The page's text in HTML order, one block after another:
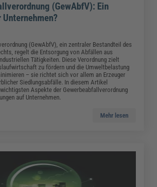
(GewAbfV): Ein
(GewAbfV), ein zentraler Bestandteil des
regelt die Entsorgung von Abfällen aus
Tätigkeiten. Diese Verordnung zielt
zu fördern und die Umweltbelastung
– sie richtet sich vor allem an Erzeuger
Siedlungsabfälle. In diesem Artikel
Aspekte der Gewerbeabfallverordnung
auf Unternehmen.
Mehr lesen